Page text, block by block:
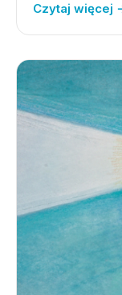
Czytaj więcej